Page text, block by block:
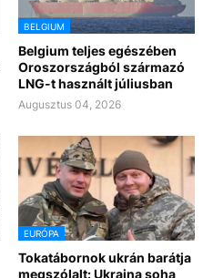
BELGIUM
Belgium teljes egészében
Oroszországból származó
LNG-t használt júliusban
Augusztus 04, 2026
EURÓPA
Tokatábornok ukrán barátja
megszólalt: Ukrajna soha